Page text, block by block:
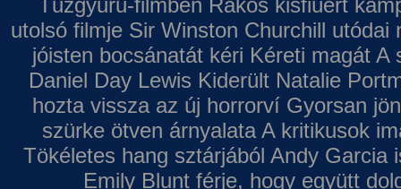
Tűzgyűrű-filmben Rákos kisfiúért
utolsó filmje Sir Winston Churchill utódai
jóisten bocsánatát kéri Kéreti magát A
Daniel Day Lewis Kiderült Natalie
hozta vissza az új horrorví Gyorsan
szürke ötven árnyalata A kritikusok
Tökéletes hang sztárjából Andy Garcia
Emily Blunt férje, hogy együtt